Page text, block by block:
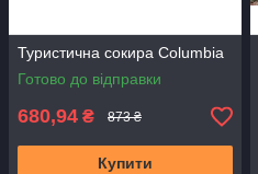
Туристична сокира Columbia
Готово до відправки
680,94 ₴ 873 ₴
Купити